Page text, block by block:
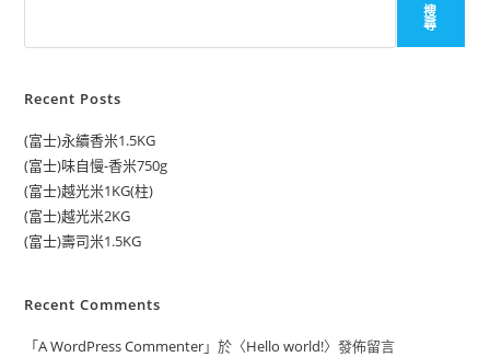
搜
尋
Recent Posts
(富士)永續香米1.5KG
(富士)味自慢-香米750g
(富士)越光米1KG(柱)
(富士)越光米2KG
(富士)壽司米1.5KG
Recent Comments
「A WordPress Commenter」於〈Hello world!〉發佈留言